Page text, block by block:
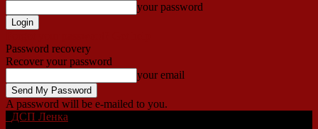
your password
Password recovery
Recover your password
your email
A password will be e-mailed to you.
ДСП Ленка